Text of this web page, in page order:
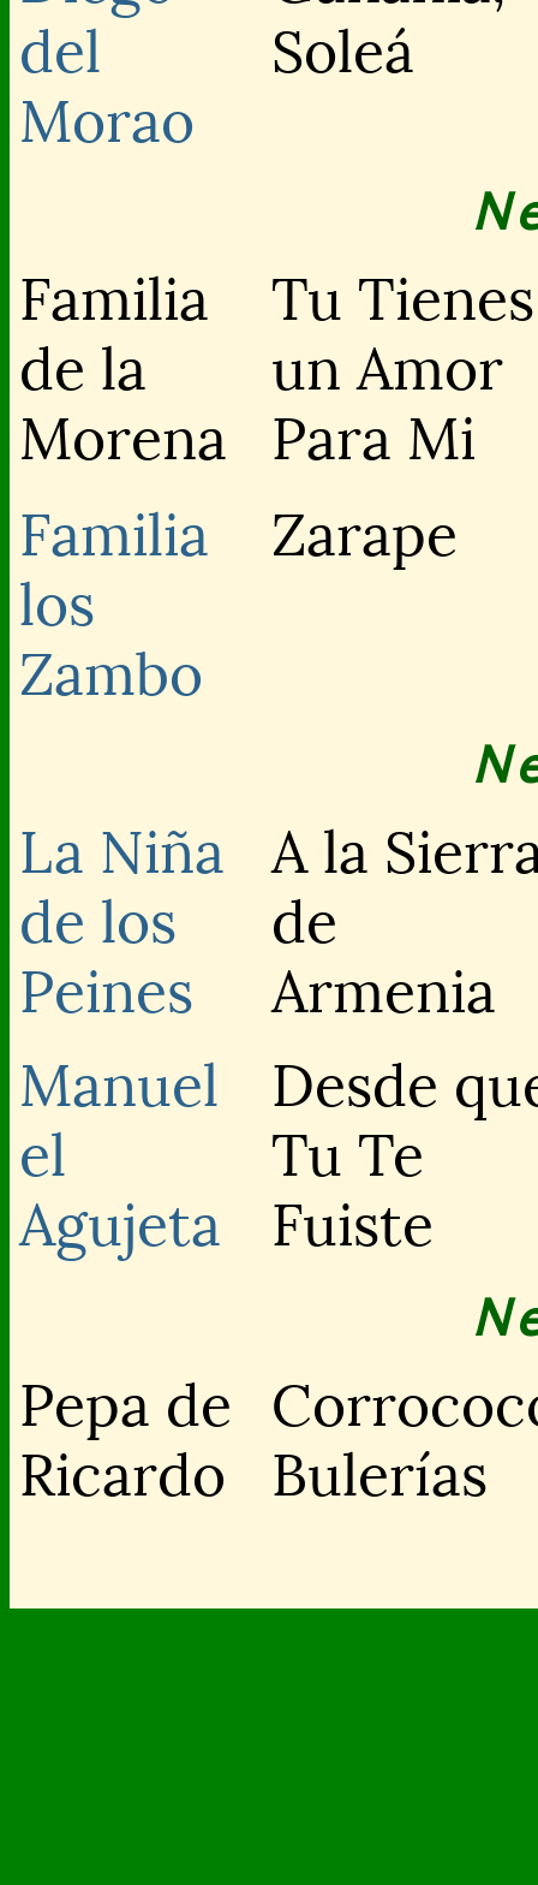
del
Morao
Soleá
Familia
de la
Morena
Tu Tienes
un Amor
Para Mi
Familia
los
Zambo
Zarape
La Niña
de los
Peines
A la
de
Armenia
Manuel
el
Agujeta
Desde
Tu Te
Fuiste
Pepa de
Ricardo
Bulerías